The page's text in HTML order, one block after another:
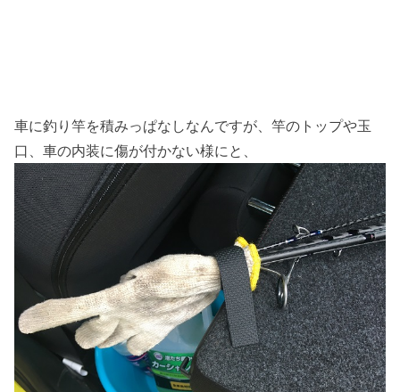
車に釣り竿を積みっぱなしなんですが、竿のトップや玉
口、車の内装に傷が付かない様にと、